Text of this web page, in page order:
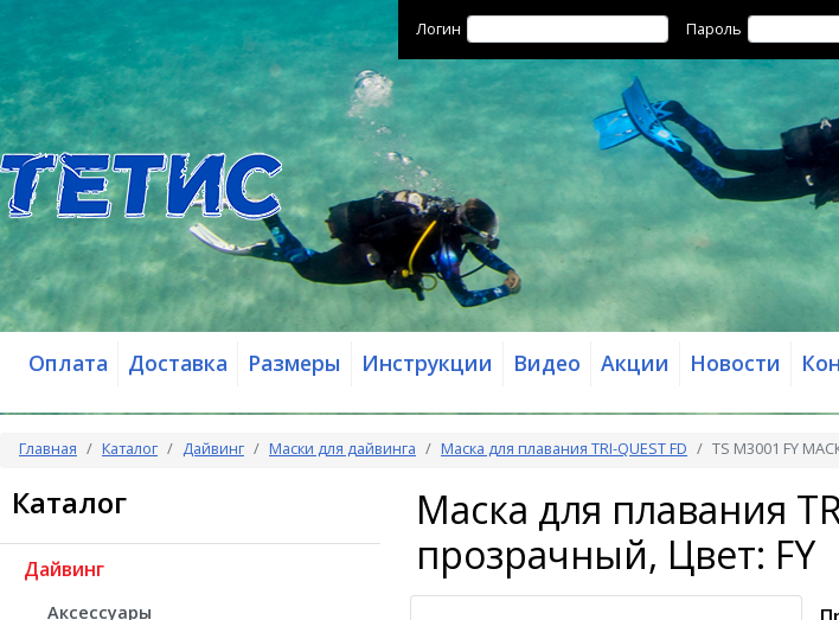
Логин Пароль
Оплата Доставка Размеры Инструкции Видео Акции Новости
Главная Каталог Дайвинг Маски для дайвинга Маска для плавания TRI-QUEST FD TS M3001 FY
Каталог
Дайвинг
Аксессуары
Маска для плавания
прозрачный, Цвет: FY